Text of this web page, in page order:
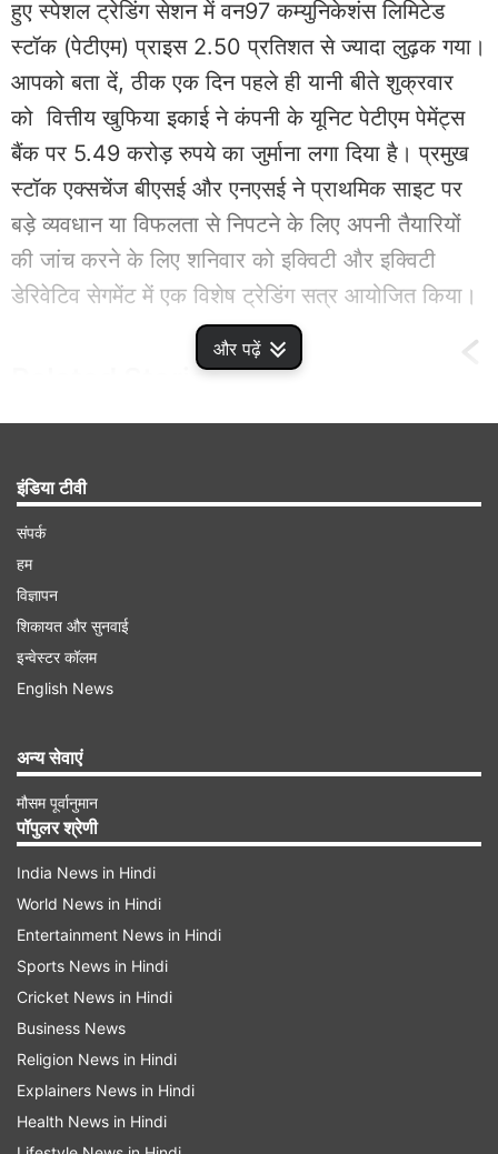
और पढ़ें
हुए स्पेशल ट्रेडिंग सेशन में वन97 कम्युनिकेशंस लिमिटेड
स्टॉक (पेटीएम) प्राइस 2.50 प्रतिशत से ज्यादा लुढ़क गया।
आपको बता दें, ठीक एक दिन पहले ही यानी बीते शुक्रवार
को वित्तीय खुफिया इकाई ने कंपनी के यूनिट पेटीएम पेमेंट्स
बैंक पर 5.49 करोड़ रुपये का जुर्माना लगा दिया है। प्रमुख
स्टॉक एक्सचेंज बीएसई और एनएसई ने प्राथमिक साइट पर
बड़े व्यवधान या विफलता से निपटने के लिए अपनी तैयारियों
की जांच करने के लिए शनिवार को इक्विटी और इक्विटी
डेरिवेटिव सेगमेंट में एक विशेष ट्रेडिंग सत्र आयोजित किया।
Stories
Bank के चेयरमैन पद से दिया इस्तीफा, पढ़ें पूरी बात
कितने पर बंद हुआ पेटीएम का स्टॉक
खबर के मुताबिक, बॉम्बे स्टॉक एक्सचेंज के इंडेक्स सेंसेक्स में
कंपनी का स्टॉक 2.56 प्रतिशत लुढ़ककर 414.55 रुपये
पर चला गया। जबकि कारोबारी सत्र के दौरान आज पेटीएम
का स्टॉक 3.61 प्रतिशत तक टूटकर 410.05 रुपये पर
इंडिया टीवी
संपर्क
हम
विज्ञापन
शिकायत और सुनवाई
इन्वेस्टर कॉलम
English News
अन्य सेवाएं
मौसम पूर्वानुमान
पॉपुलर श्रेणी
India News in Hindi
World News in Hindi
Entertainment News in Hindi
Sports News in Hindi
Cricket News in Hindi
Business News
Religion News in Hindi
Explainers News in Hindi
Health News in Hindi